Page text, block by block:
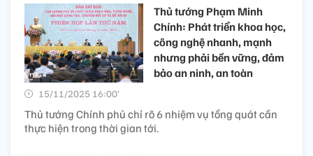
Thủ tướng Phạm Minh
Chính: Phát triển khoa học,
công nghệ nhanh, mạnh
nhưng phải bền vững, đảm
bảo an ninh, an toàn
15/11/2025 16:00’
Thủ tướng Chính phủ chỉ rõ 6 nhiệm vụ tổng quát cần
thực hiện trong thời gian tới.